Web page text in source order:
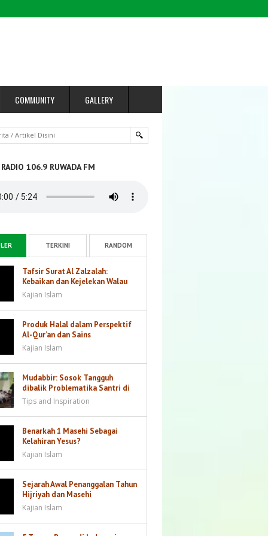
COMMUNITY GALLERY
106.9 RUWADA FM
TERKINI RANDOM
Tafsir Surat Al Zalzalah:
Kebaikan dan Kejelekan Walau
Sebesar Dzarrah akan Dibalas
Kajian Islam
Produk Halal dalam Perspektif
Al-Qur’an dan Sains
Kajian Islam
Mudabbir: Sosok Tangguh
dibalik Problematika Santri di
Kamar
Tips and Inspiration
Benarkah 1 Masehi Sebagai
Kelahiran Yesus?
Kajian Islam
Sejarah Awal Penanggalan Tahun
Hijriyah dan Masehi
Kajian Islam